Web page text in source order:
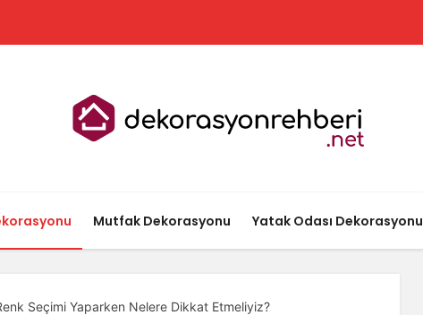
Mutfak Dekorasyonu Yatak Odası Dekorasyonu
Seçimi Yaparken Nelere Dikkat Etmeliyiz?